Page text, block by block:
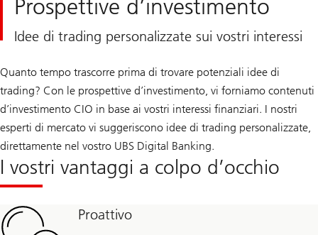
Prospettive d’investimento
Idee di trading personalizzate sui vostri interessi
Quanto tempo trascorre prima di trovare potenziali idee di
trading? Con le prospettive d’investimento, vi forniamo contenuti
d’investimento CIO in base ai vostri interessi finanziari. I nostri
esperti di mercato vi suggeriscono idee di trading personalizzate,
direttamente nel vostro UBS Digital Banking.
I vostri vantaggi a colpo d’occhio
Proattivo